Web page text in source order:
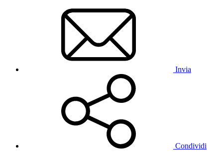
Invia
Condividi